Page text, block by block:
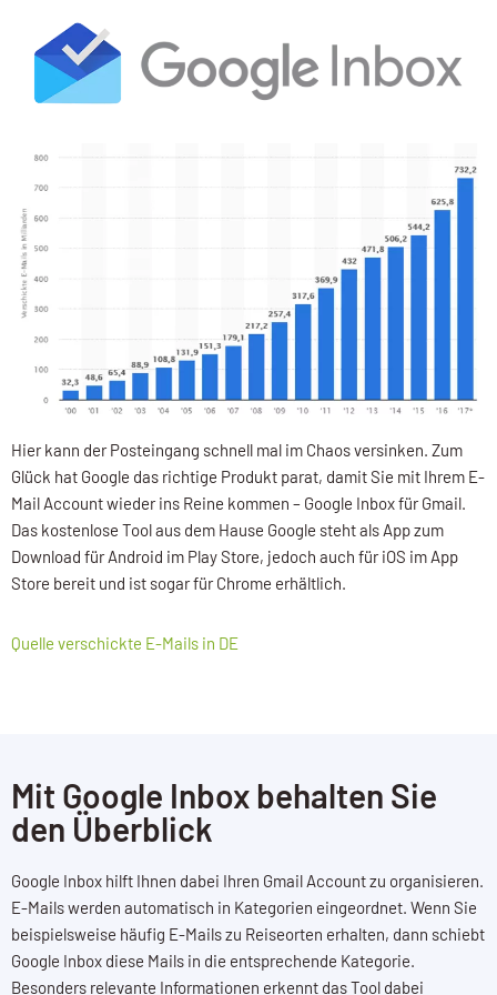
Hier kann der Posteingang schnell mal im Chaos versinken. Zum
Glück hat Google das richtige Produkt parat, damit Sie mit Ihrem E-
Mail Account wieder ins Reine kommen – Google Inbox für Gmail.
Das kostenlose Tool aus dem Hause Google steht als App zum
Download für Android im Play Store, jedoch auch für iOS im App
Store bereit und ist sogar für Chrome erhältlich.
Quelle verschickte E-Mails in DE
Mit Google Inbox behalten Sie
den Überblick
Google Inbox hilft Ihnen dabei Ihren Gmail Account zu organisieren.
E-Mails werden automatisch in Kategorien eingeordnet. Wenn Sie
beispielsweise häufig E-Mails zu Reiseorten erhalten, dann schiebt
Google Inbox diese Mails in die entsprechende Kategorie.
Besonders relevante Informationen erkennt das Tool dabei